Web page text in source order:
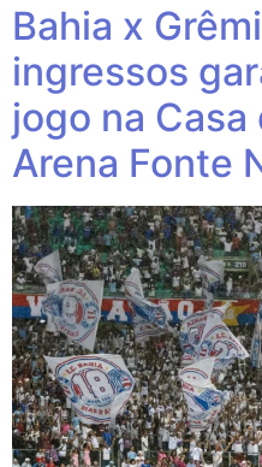
Bahia x
ingressos
jogo na
Arena Fonte